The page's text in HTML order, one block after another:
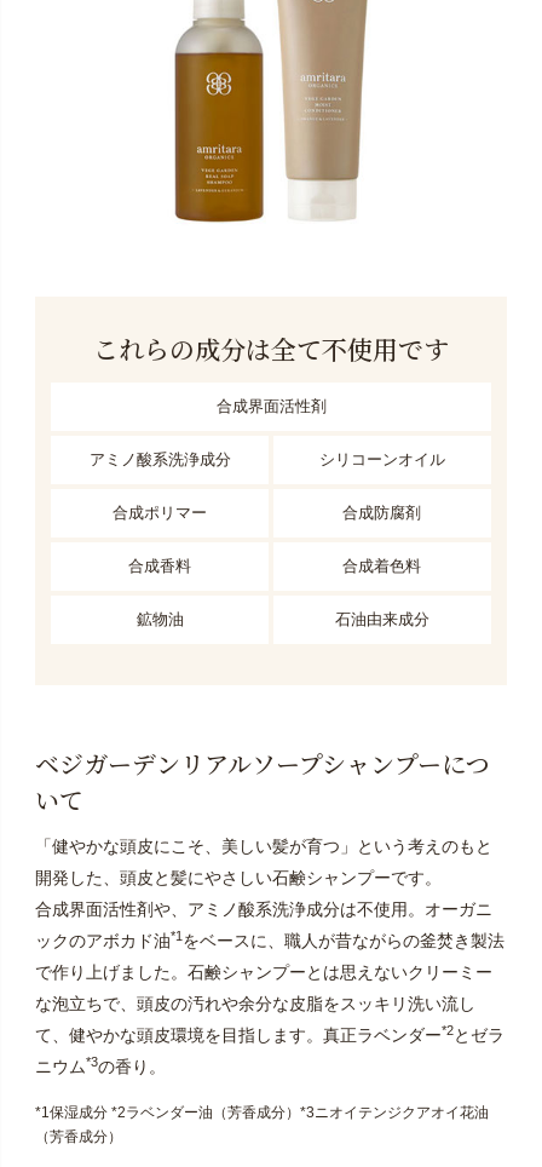
これらの成分は全て不使用です
合成界面活性剤
アミノ酸系洗浄成分 シリコーンオイル
合成ポリマー 合成防腐剤
合成香料 合成着色料
鉱物油 石油由来成分
ベジガーデンリアルソープシャンプーにつ
いて
「健やかな頭皮にこそ、美しい髪が育つ」という考えのもと
開発した、頭皮と髪にやさしい石鹸シャンプーです。
合成界面活性剤や、アミノ酸系洗浄成分は不使用。オーガニ
ックのアボカド油*1をベースに、職人が昔ながらの釜焚き製法
で作り上げました。石鹸シャンプーとは思えないクリーミー
な泡立ちで、頭皮の汚れや余分な皮脂をスッキリ洗い流し
て、健やかな頭皮環境を目指します。真正ラベンダー*2とゼラ
ニウム*3の香り。
*1保湿成分 *2ラベンダー油（芳香成分）*3ニオイテンジクアオイ花油
（芳香成分）